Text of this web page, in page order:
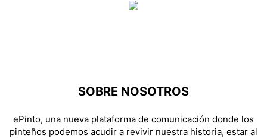
SOBRE NOSOTROS
ePinto, una nueva plataforma de comunicación donde los
pinteños podemos acudir a revivir nuestra historia, estar al